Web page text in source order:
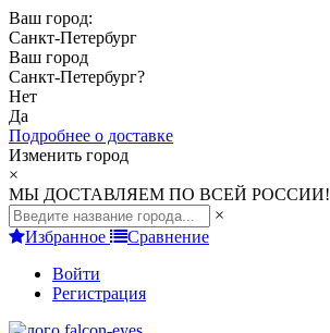
Ваш город:
Санкт-Петербург
Ваш город
Санкт-Петербург?
Нет
Да
Подробнее о доставке
Изменить город
×
МЫ ДОСТАВЛЯЕМ ПО ВСЕЙ РОССИИ!
×
Избранное
Сравнение
Войти
Регистрация